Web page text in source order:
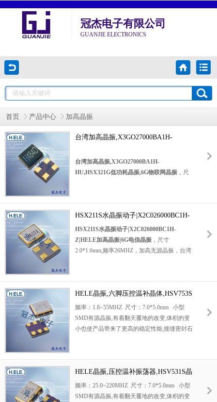
冠杰电子有限公司
GUANJIE ELECTRONICS
首页 产品中心 加高晶振
台湾加高晶振,X3GO27000BA1H-
台湾加高晶振,X3GO27000BA1H-
HU,HSX321G低功耗晶振,6G物联网晶振 ，尺
体谐振器，无源晶振，无源贴片晶振，四脚无
源晶体，轻薄型晶体，环保晶振，3225mm贴
片晶振，
无线通讯晶振
，智能家居晶振，平板电脑专用晶振，小型设
陶瓷晶振
确保其高可靠性,采用编带包装,外包装采用朔
胶盘,可在自动贴片机上对应自动贴装等优势.
台湾加高晶
物联网晶振.
HSX211S水晶振动子|X2C026000BC1H-
Z|HELE加高晶振|6G电信晶振
HSX211S水晶振动子|X2C026000BC1H-
Z|HELE加高晶振|6G电信晶振 ，尺寸
2.0*1.6mm,频率26MHZ，加高无源晶振，台湾
贴片石英晶体
，无源晶振，轻薄型晶振，2016mm小体积晶
振，无铅环保晶振，无线模块专用晶振，蓝牙
音响晶振，智能手机专用晶振，小型设备晶
振，智能家居晶振，网络设备晶振，平板电脑
产品具有轻薄小低功耗的特点。
石英晶振
块，蓝牙音响，智能手机，小型设备，智能家
HELE晶振,六脚压控温补晶体,HSV753S
晶振
频率：1.8~55MHZ 尺寸：7.0*5.0mm 小型
SMD有源晶振,有着翻天覆地的改变,体积的变
小也使产品带来了更高的稳定性能,接缝密封石
HELE晶振,压控温补振荡器,HSV531S晶
振
频率：25.0~220MHZ 尺寸：7.0*5.0mm 小型
SMD有源晶振,有着翻天覆地的改变,体积的变